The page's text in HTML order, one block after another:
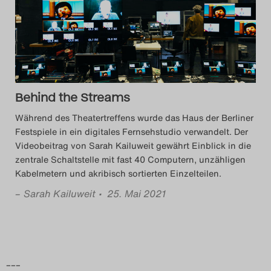
Das Theatertreffen-Blog
2014
Das Theatertreffen-Blog
2015
Das Theatertreffen-Blog
2016
Das Theatertreffen-Blog
Behind the Streams
Während des Theatertreffens wurde das Haus der Berliner
Festspiele in ein digitales Fernsehstudio verwandelt. Der
Videobeitrag von Sarah Kailuweit gewährt Einblick in die
zentrale Schaltstelle mit fast 40 Computern, unzähligen
Kabelmetern und akribisch sortierten Einzelteilen.
– Sarah Kailuweit • 25. Mai 2021
–––